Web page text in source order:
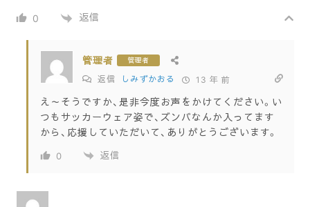
0 返信
管理者 管理者
返信 しみずかおる 13 年 前
え～そうですか、是非今度お声をかけてください。い
つもサッカーウェア姿で、ズンバなんか入ってます
から、応援していただいて、ありがとうございます。
0 返信